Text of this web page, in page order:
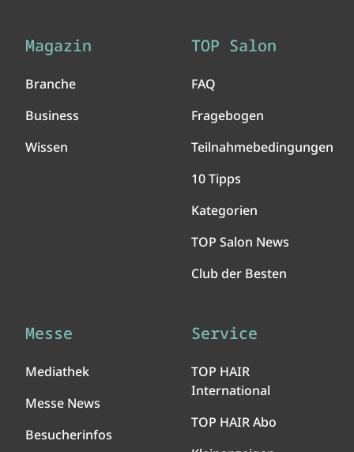
Magazin
Branche
Business
Wissen
TOP Salon
FAQ
Fragebogen
Teilnahmebedingungen
10 Tipps
Kategorien
TOP Salon News
Club der Besten
Messe
Mediathek
Messe News
Besucherinfos
Service
TOP HAIR
International
TOP HAIR Abo